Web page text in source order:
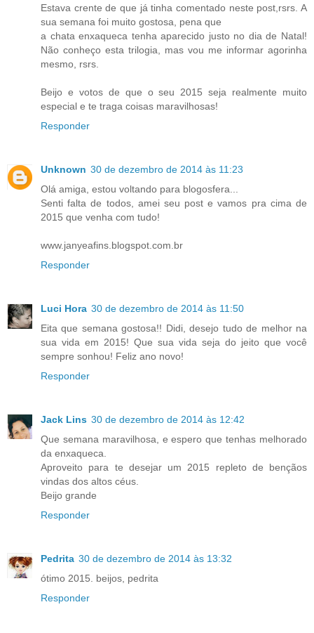
Estava crente de que já tinha comentado neste post,rsrs. A
sua semana foi muito gostosa, pena que
a chata enxaqueca tenha aparecido justo no dia de Natal!
Não conheço esta trilogia, mas vou me informar agorinha
mesmo, rsrs.
Beijo e votos de que o seu 2015 seja realmente muito
especial e te traga coisas maravilhosas!
Responder
Unknown 30 de dezembro de 2014 às 11:23
Olá amiga, estou voltando para blogosfera...
Senti falta de todos, amei seu post e vamos pra cima de
2015 que venha com tudo!
www.janyeafins.blogspot.com.br
Responder
Luci Hora 30 de dezembro de 2014 às 11:50
Eita que semana gostosa!! Didi, desejo tudo de melhor na
sua vida em 2015! Que sua vida seja do jeito que você
sempre sonhou! Feliz ano novo!
Responder
Jack Lins 30 de dezembro de 2014 às 12:42
Que semana maravilhosa, e espero que tenhas melhorado
da enxaqueca.
Aproveito para te desejar um 2015 repleto de bençãos
vindas dos altos céus.
Beijo grande
Responder
Pedrita 30 de dezembro de 2014 às 13:32
ótimo 2015. beijos, pedrita
Responder